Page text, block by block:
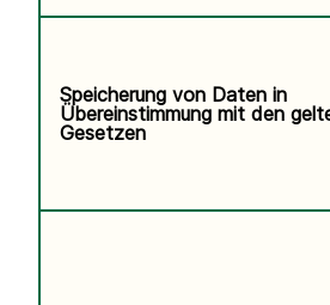
Speicherung von Daten in
Übereinstimmung mit den
Gesetzen